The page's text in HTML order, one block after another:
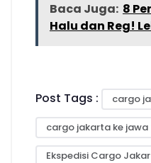
Baca Juga: 8
Halu dan Reg!
Post Tags : cargo
cargo jakarta ke
Ekspedisi Cargo